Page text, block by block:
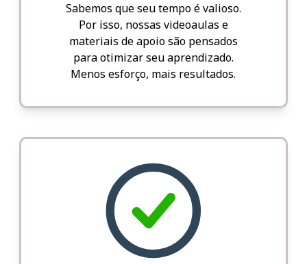
Sabemos que seu tempo é valioso.
Por isso, nossas videoaulas e
materiais de apoio são pensados
para otimizar seu aprendizado.
Menos esforço, mais resultados.